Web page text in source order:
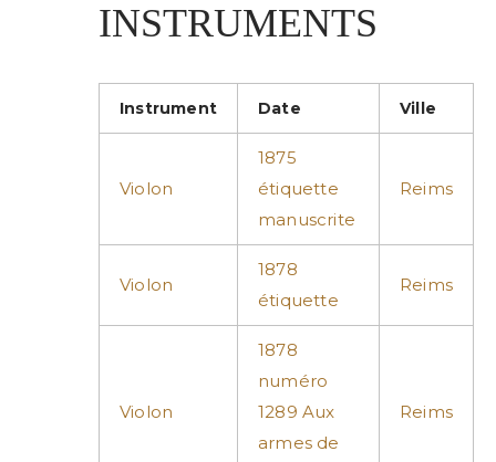
INSTRUMENTS
Instrument Date Ville
Violon
1875
étiquette
manuscrite
Reims
Violon
1878
étiquette
Reims
Violon
1878
numéro
1289 Aux
armes de
Reims